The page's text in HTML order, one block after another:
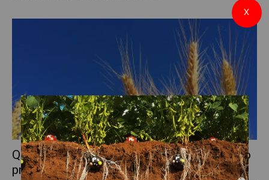
Qualidade do trigo é tão importante quanto
produtividade?
X